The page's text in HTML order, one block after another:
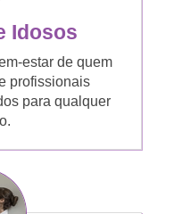
Idosos
estar de quem
profissionais
para qualquer